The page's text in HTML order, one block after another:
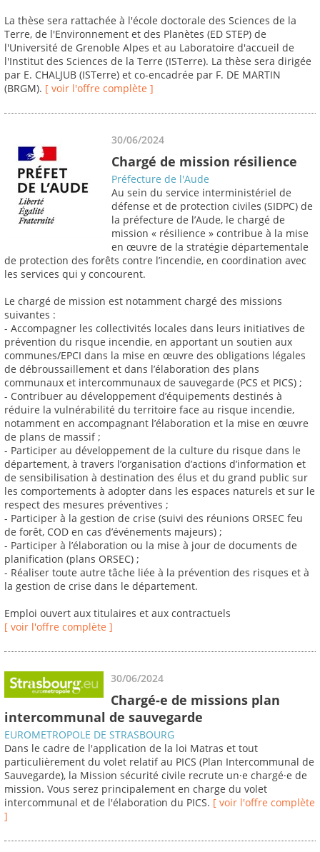
La thèse sera rattachée à l'école doctorale des Sciences de la
Terre, de l'Environnement et des Planètes (ED STEP) de
l'Université de Grenoble Alpes et au Laboratoire d'accueil de
l'Institut des Sciences de la Terre (ISTerre). La thèse sera dirigée
par E. CHALJUB (ISTerre) et co-encadrée par F. DE MARTIN
(BRGM). [ voir l'offre complète ]
30/06/2024
Chargé de mission résilience
Préfecture de l'Aude
Au sein du service interministériel de
défense et de protection civiles (SIDPC) de
la préfecture de l’Aude, le chargé de
mission « résilience » contribue à la mise
en œuvre de la stratégie départementale
de protection des forêts contre l’incendie, en coordination avec
les services qui y concourent.
Le chargé de mission est notamment chargé des missions
suivantes :
- Accompagner les collectivités locales dans leurs initiatives de
prévention du risque incendie, en apportant un soutien aux
communes/EPCI dans la mise en œuvre des obligations légales
de débroussaillement et dans l’élaboration des plans
communaux et intercommunaux de sauvegarde (PCS et PICS) ;
- Contribuer au développement d’équipements destinés à
réduire la vulnérabilité du territoire face au risque incendie,
notamment en accompagnant l’élaboration et la mise en œuvre
de plans de massif ;
- Participer au développement de la culture du risque dans le
département, à travers l’organisation d’actions d’information et
de sensibilisation à destination des élus et du grand public sur
les comportements à adopter dans les espaces naturels et sur le
respect des mesures préventives ;
- Participer à la gestion de crise (suivi des réunions ORSEC feu
de forêt, COD en cas d’événements majeurs) ;
- Participer à l’élaboration ou la mise à jour de documents de
planification (plans ORSEC) ;
- Réaliser toute autre tâche liée à la prévention des risques et à
la gestion de crise dans le département.
Emploi ouvert aux titulaires et aux contractuels
[ voir l'offre complète ]
30/06/2024
Chargé-e de missions plan
intercommunal de sauvegarde
EUROMETROPOLE DE STRASBOURG
Dans le cadre de l'application de la loi Matras et tout
particulièrement du volet relatif au PICS (Plan Intercommunal de
Sauvegarde), la Mission sécurité civile recrute un·e chargé·e de
mission. Vous serez principalement en charge du volet
intercommunal et de l'élaboration du PICS. [ voir l'offre complète
]